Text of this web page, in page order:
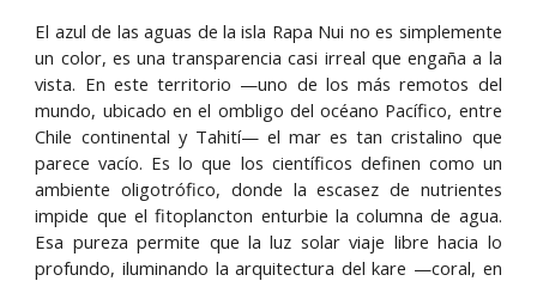
El azul de las aguas de la isla Rapa Nui no es simplemente
un color, es una transparencia casi irreal que engaña a la
vista. En este territorio —uno de los más remotos del
mundo, ubicado en el ombligo del océano Pacífico, entre
Chile continental y Tahití— el mar es tan cristalino que
parece vacío. Es lo que los científicos definen como un
ambiente oligotrófico, donde la escasez de nutrientes
impide que el fitoplancton enturbie la columna de agua.
Esa pureza permite que la luz solar viaje libre hacia lo
profundo, iluminando la arquitectura del kare —coral, en